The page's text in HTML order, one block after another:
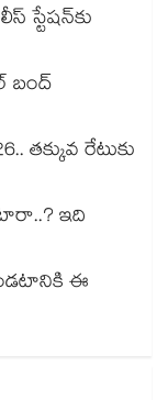
స్టేషన్⁪కు
బంద్
తక్కువ రేటుకు
ఇది
ఈ